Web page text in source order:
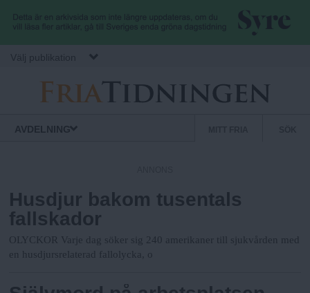
Hoppa till huvudinnehåll
Välj publikation
F
i
a
AVDELNING
n
ä
Husdjur bakom tusentals
fallskador
OLYCKOR Varje dag söker sig 240 amerikaner till sjukvården med
en husdjursrelaterad fallolycka, o